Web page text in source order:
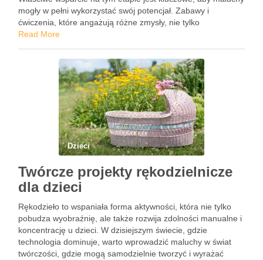
mogły w pełni wykorzystać swój potencjał. Zabawy i
ćwiczenia, które angażują różne zmysły, nie tylko
rozweselają, ale również uczą, stając się naturalnym
Read More
Dzieci
Twórcze projekty rękodzielnicze
dla dzieci
Rękodzieło to wspaniała forma aktywności, która nie tylko
pobudza wyobraźnię, ale także rozwija zdolności manualne i
koncentrację u dzieci. W dzisiejszym świecie, gdzie
technologia dominuje, warto wprowadzić maluchy w świat
twórczości, gdzie mogą samodzielnie tworzyć i wyrażać